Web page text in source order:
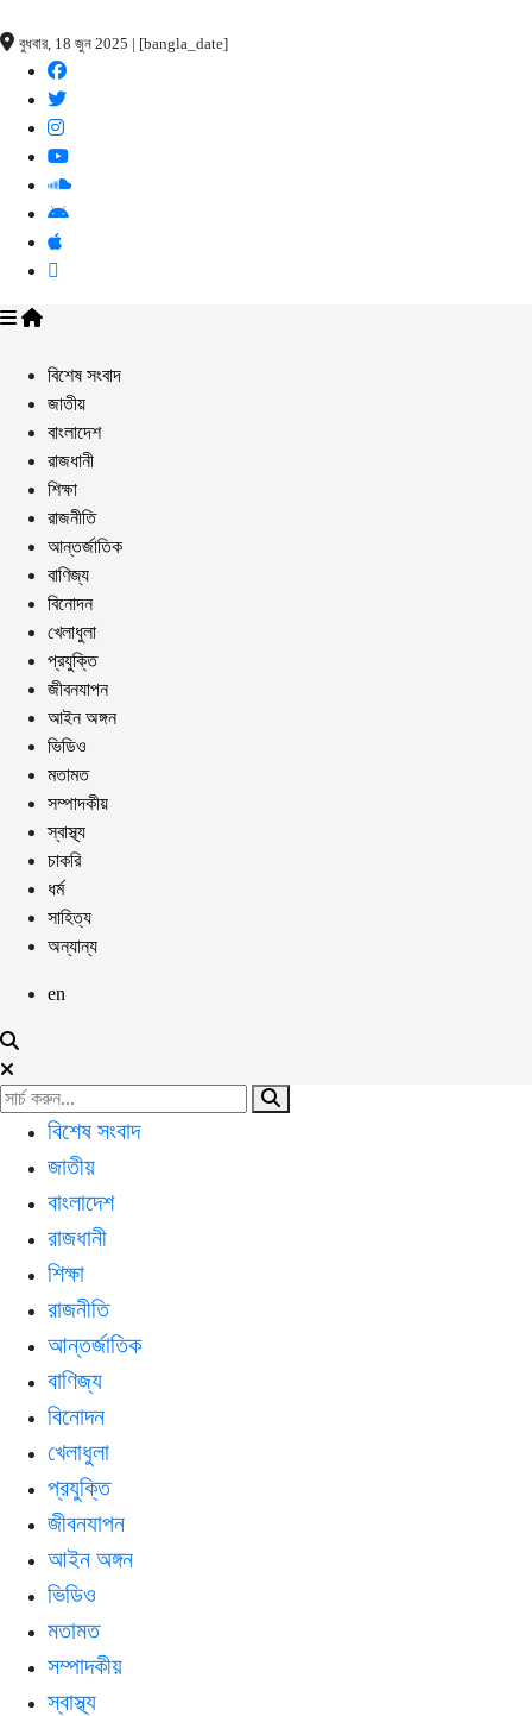
বুধবার, 18 জুন 2025 | [bangla_date]
বিশেষ সংবাদ
জাতীয়
বাংলাদেশ
রাজধানী
শিক্ষা
রাজনীতি
আন্তর্জাতিক
বাণিজ্য
বিনোদন
খেলাধুলা
প্রযুক্তি
জীবনযাপন
আইন অঙ্গন
ভিডিও
মতামত
সম্পাদকীয়
স্বাস্থ্য
চাকরি
ধর্ম
সাহিত্য
অন্যান্য
en
বিশেষ সংবাদ
জাতীয়
বাংলাদেশ
রাজধানী
শিক্ষা
রাজনীতি
আন্তর্জাতিক
বাণিজ্য
বিনোদন
খেলাধুলা
প্রযুক্তি
জীবনযাপন
আইন অঙ্গন
ভিডিও
মতামত
সম্পাদকীয়
স্বাস্থ্য